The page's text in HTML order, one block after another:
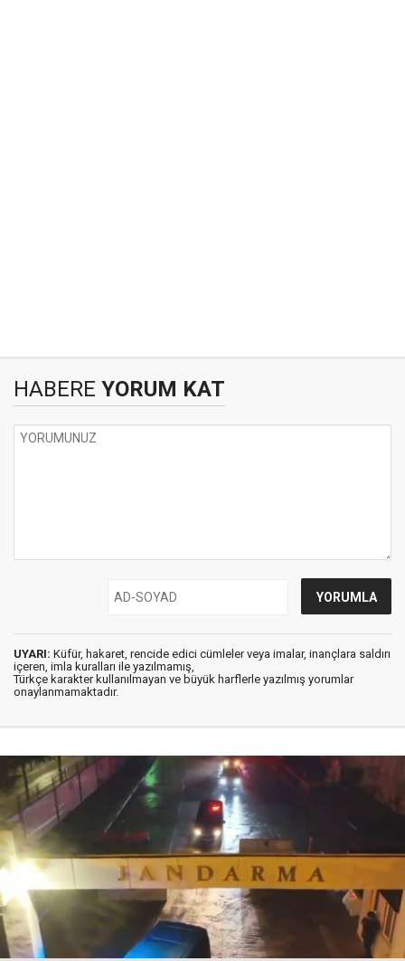
HABERE YORUM KAT
UYARI: Küfür, hakaret, rencide edici cümleler veya imalar, inançlara saldırı
içeren, imla kuralları ile yazılmamış,
Türkçe karakter kullanılmayan ve büyük harflerle yazılmış yorumlar
onaylanmamaktadır.